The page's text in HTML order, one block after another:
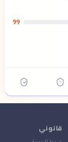
99
قانوني